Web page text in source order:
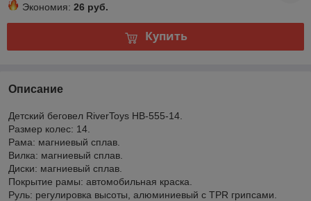
Экономия: 26 руб.
Купить
Описание
Детский беговел RiverToys HB-555-14.
Размер колес: 14.
Рама: магниевый сплав.
Вилка: магниевый сплав.
Диски: магниевый сплав.
Покрытие рамы: автомобильная краска.
Руль: регулировка высоты, алюминиевый с TPR грипсами.